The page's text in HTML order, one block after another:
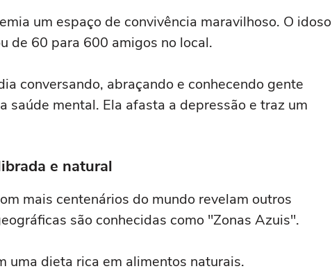
um espaço de convivência maravilhoso. O idoso
de 60 para 600 amigos no local.
conversando, abraçando e conhecendo gente
saúde mental. Ela afasta a depressão e traz um
e natural
mais centenários do mundo revelam outros
são conhecidas como "Zonas Azuis".
uma dieta rica em alimentos naturais.